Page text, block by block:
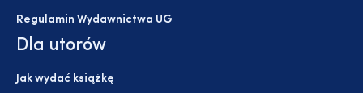
Regulamin Wydawnictwa UG
Dla utorów
Jak wydać książkę